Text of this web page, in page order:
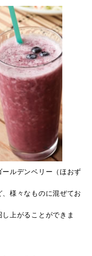
ルデンベリー（ほおず
様々なものに混ぜてお
上がることができま